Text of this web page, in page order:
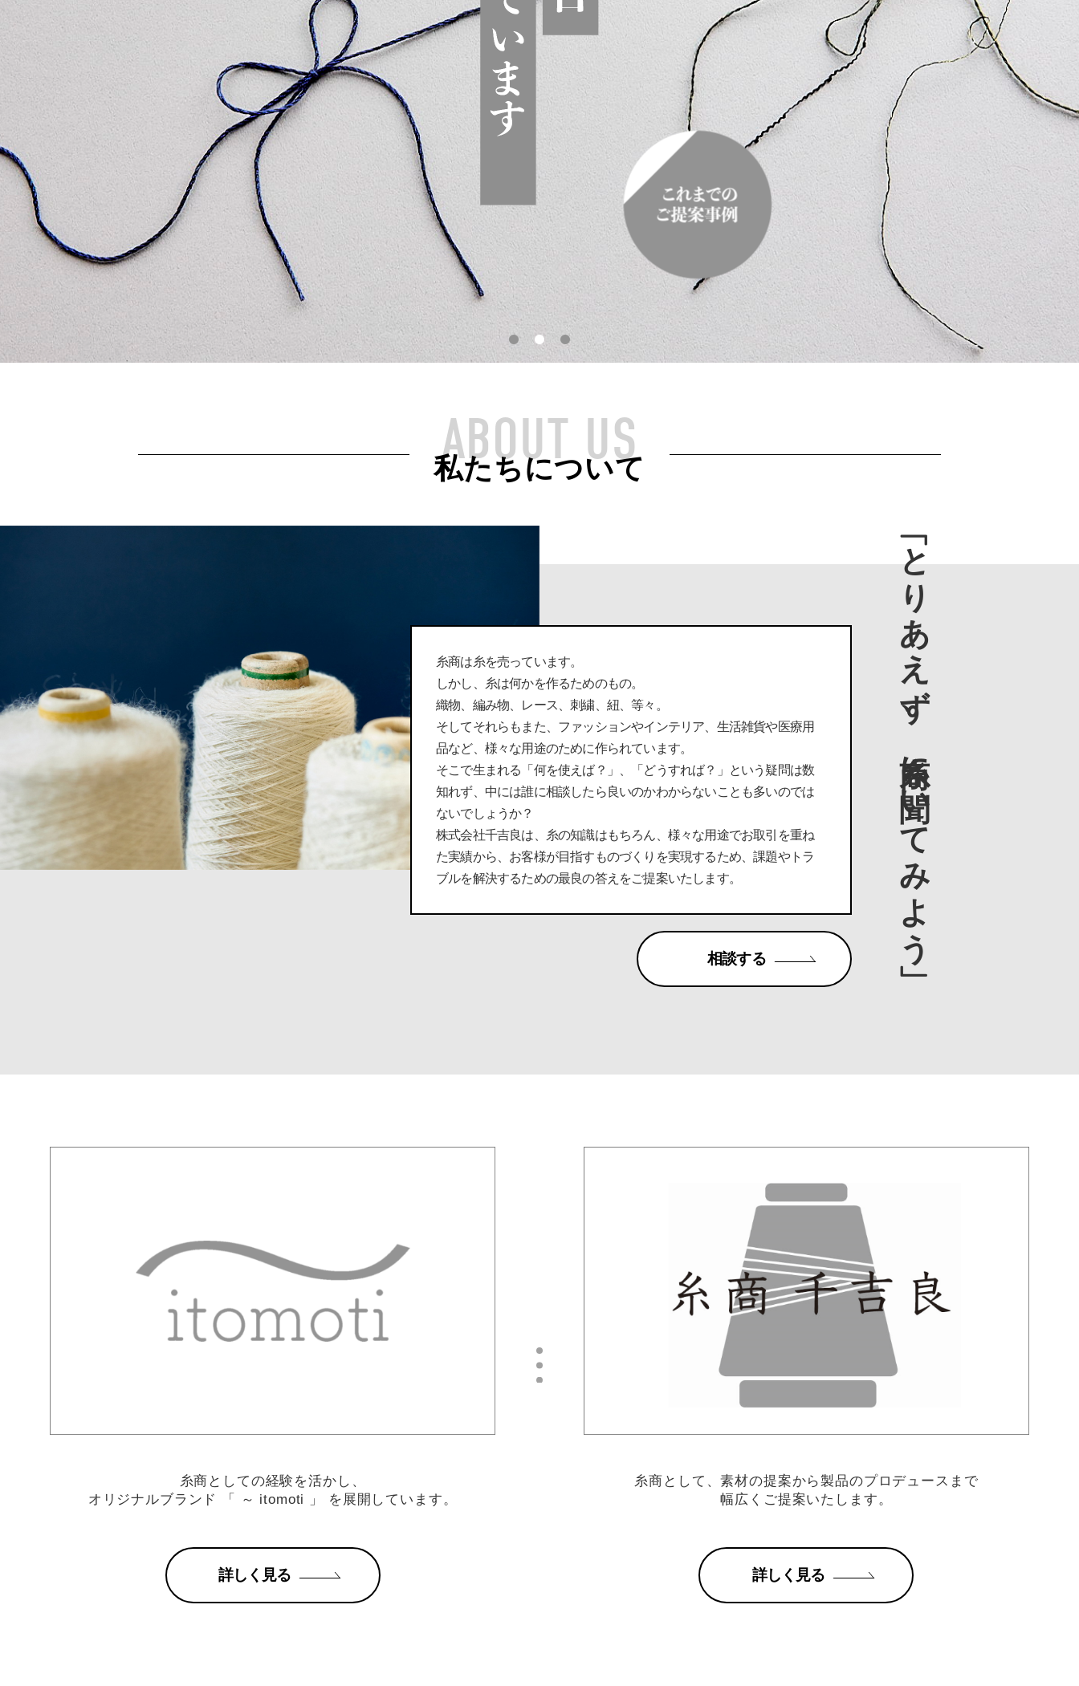
ABOUT US
私たちについて
糸商は糸を売っています。
しかし、糸は何かを作るためのもの。
織物、編み物、レース、刺繍、紐、等々。
そしてそれらもまた、ファッションやインテリア、生活雑貨や医療用
品など、様々な用途のために作られています。
そこで生まれる「何を使えば？」、「どうすれば？」という疑問は数
知れず、中には誰に相談したら良いのかわからないことも多いのでは
ないでしょうか？
株式会社千吉良は、糸の知識はもちろん、様々な用途でお取引を重ね
た実績から、お客様が目指すものづくりを実現するため、課題やトラ
ブルを解決するための最良の答えをご提案いたします。
相談する
「とりあえず、糸商に聞いてみよう」
糸商としての経験を活かし、
オリジナルブランド 「 ～ itomoti 」 を 展開しています。
詳しく見る
糸商として、素材の提案から製品のプロデュースまで
幅広くご提案いたします。
詳しく見る